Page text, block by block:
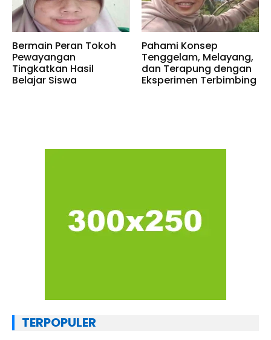
Bermain Peran Tokoh
Pewayangan
Tingkatkan Hasil
Belajar Siswa
Pahami Konsep
Tenggelam, Melayang,
dan Terapung dengan
Eksperimen Terbimbing
TERPOPULER